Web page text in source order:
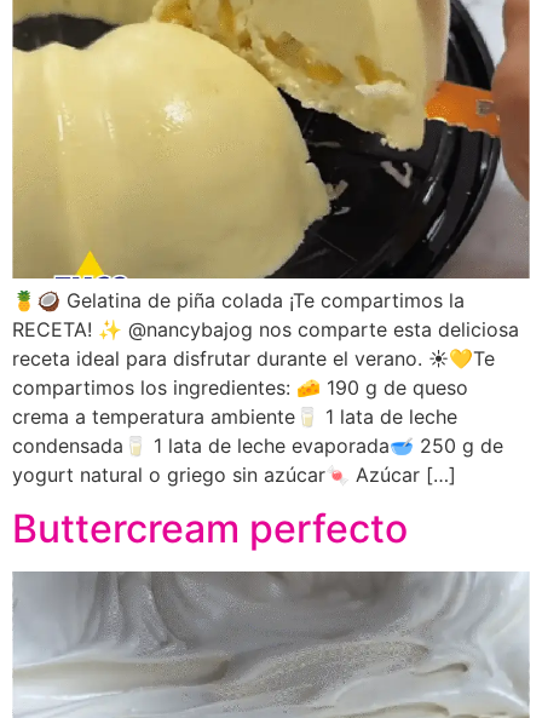
🍍🥥 Gelatina de piña colada ¡Te compartimos la
RECETA! ✨ @nancybajog nos comparte esta deliciosa
receta ideal para disfrutar durante el verano. ☀️💛Te
compartimos los ingredientes: 🧀 190 g de queso
crema a temperatura ambiente🥛 1 lata de leche
condensada🥛 1 lata de leche evaporada🥣 250 g de
yogurt natural o griego sin azúcar🍬 Azúcar […]
Buttercream perfecto